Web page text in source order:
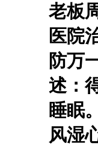
老板
医院
防万
述：
睡眠
风湿